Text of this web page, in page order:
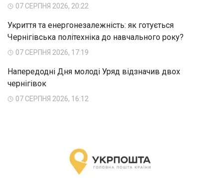
07 СЕРПНЯ 2026, 20:22
Укриття та енергонезалежність: як готується
Чернігівська політехніка до навчального року?
07 СЕРПНЯ 2026, 17:19
Напередодні Дня молоді Уряд відзначив двох
чернігівок
07 СЕРПНЯ 2026, 16:12